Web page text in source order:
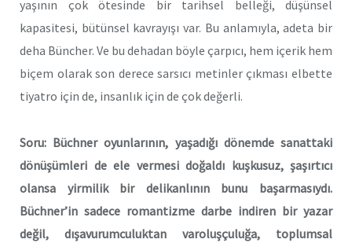
yaşının çok ötesinde bir tarihsel belleği, düşünsel
kapasitesi, bütünsel kavrayışı var. Bu anlamıyla, adeta bir
deha Büncher. Ve bu dehadan böyle çarpıcı, hem içerik hem
biçem olarak son derece sarsıcı metinler çıkması elbette
tiyatro için de, insanlık için de çok değerli.
Soru: Büchner oyunlarının, yaşadığı dönemde sanattaki
dönüşümleri de ele vermesi doğaldı kuşkusuz, şaşırtıcı
olansa yirmilik bir delikanlının bunu başarmasıydı.
Büchner’in sadece romantizme darbe indiren bir yazar
değil, dışavurumculuktan varoluşçuluğa, toplumsal